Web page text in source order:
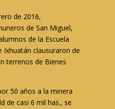
de 2016,
de San Miguel,
de la Escuela
Ixhuatán clausuraron de
terrenos de Bienes
50 años a la minera
de casi 6 mil has., se